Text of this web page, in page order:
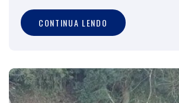
CONTINUA LENDO